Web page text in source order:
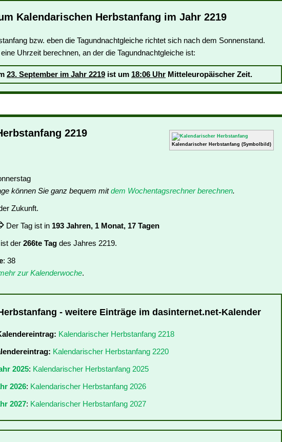
Kalendarischen Herbstanfang im Jahr 2219
bzw. eben die Tagundnachtgleiche richtet sich nach dem Sonnenstand.
Uhrzeit berechnen, an der die Tagundnachtgleiche ist:
23. September im Jahr 2219 ist um 18:06 Uhr Mitteleuropäischer Zeit.
Kalendarischer Herbstanfang (Symbolbild)
2219
können Sie ganz bequem mitdem Wochentagsrechner berechnen.
Zukunft.
Der Tag ist in 193 Jahren, 1 Monat, 17 Tagen
der 266te Tag des Jahres 2219.
: 38
zur Kalenderwoche.
- weitere Einträge im dasinternet.net-Kalender
Kalendarischer Herbstanfang 2218
Kalendarischer Herbstanfang 2220
2025: Kalendarischer Herbstanfang 2025
2026: Kalendarischer Herbstanfang 2026
2027: Kalendarischer Herbstanfang 2027